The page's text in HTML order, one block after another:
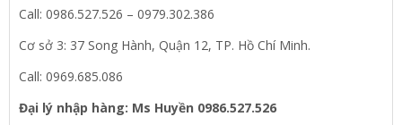
Call: 0986.527.526 – 0979.302.386
Cơ sở 3: 37 Song Hành, Quận 12, TP. Hồ Chí Minh.
Call: 0969.685.086
Đại lý nhập hàng: Ms Huyền 0986.527.526